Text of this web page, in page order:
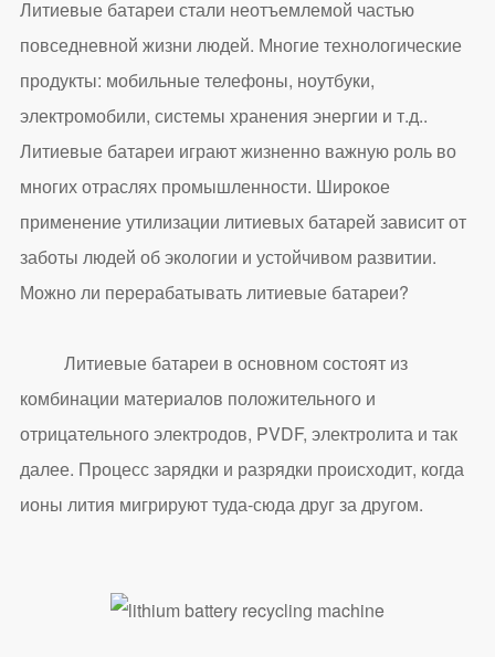
Литиевые батареи стали неотъемлемой частью
повседневной жизни людей. Многие технологические
продукты: мобильные телефоны, ноутбуки,
электромобили, системы хранения энергии и т.д..
Литиевые батареи играют жизненно важную роль во
многих отраслях промышленности. Широкое
применение утилизации литиевых батарей зависит от
заботы людей об экологии и устойчивом развитии.
Можно ли перерабатывать литиевые батареи?
Литиевые батареи в основном состоят из
комбинации материалов положительного и
отрицательного электродов, PVDF, электролита и так
далее. Процесс зарядки и разрядки происходит, когда
ионы лития мигрируют туда-сюда друг за другом.